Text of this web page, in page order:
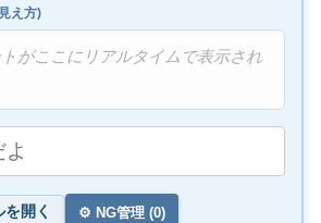
え方)
がここにリアルタイムで表示され
開く ⚙️ NG管理 (0)